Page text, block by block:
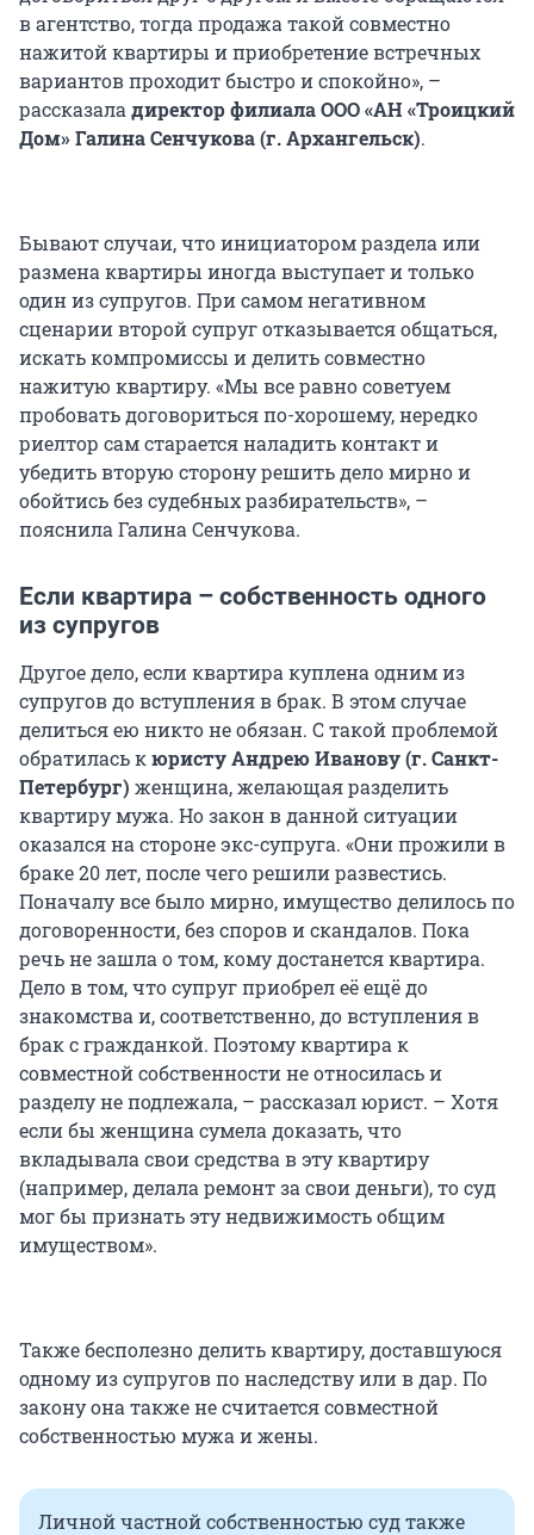
в агентство, тогда продажа такой совместно
нажитой квартиры и приобретение встречных
вариантов проходит быстро и спокойно», –
рассказала директор филиала ООО «АН «Троицкий
Дом» Галина Сенчукова (г. Архангельск).
Бывают случаи, что инициатором раздела или
размена квартиры иногда выступает и только
один из супругов. При самом негативном
сценарии второй супруг отказывается общаться,
искать компромиссы и делить совместно
нажитую квартиру. «Мы все равно советуем
пробовать договориться по-хорошему, нередко
риелтор сам старается наладить контакт и
убедить вторую сторону решить дело мирно и
обойтись без судебных разбирательств», –
пояснила Галина Сенчукова.
Если квартира – собственность одного
из супругов
Другое дело, если квартира куплена одним из
супругов до вступления в брак. В этом случае
делиться ею никто не обязан. С такой проблемой
обратилась кюристу Андрею Иванову (г. Санкт-
Петербург) женщина, желающая разделить
квартиру мужа. Но закон в данной ситуации
оказался на стороне экс-супруга. «Они прожили в
браке 20 лет, после чего решили развестись.
Поначалу все было мирно, имущество делилось по
договоренности, без споров и скандалов. Пока
речь не зашла о том, кому достанется квартира.
Дело в том, что супруг приобрел её ещё до
знакомства и, соответственно, до вступления в
брак с гражданкой. Поэтому квартира к
совместной собственности не относилась и
разделу не подлежала, – рассказал юрист. – Хотя
если бы женщина сумела доказать, что
вкладывала свои средства в эту квартиру
(например, делала ремонт за свои деньги), то суд
мог бы признать эту недвижимость общим
имуществом».
Также бесполезно делить квартиру, доставшуюся
одному из супругов по наследству или в дар. По
закону она также не считается совместной
собственностью мужа и жены.
Личной частной собственностью суд также